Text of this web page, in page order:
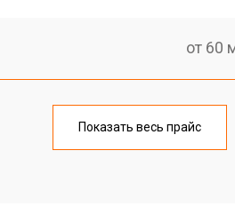
от 60
от 90
Показать весь прайс